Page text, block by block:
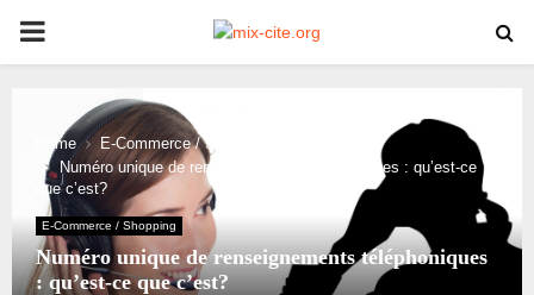
PRIMARY
Home
E-Commerce / Shopping
Numéro unique de renseignements téléphoniques : qu’est-ce
que c’est?
E-Commerce / Shopping
Numéro unique de renseignements téléphoniques
: qu’est-ce que c’est?